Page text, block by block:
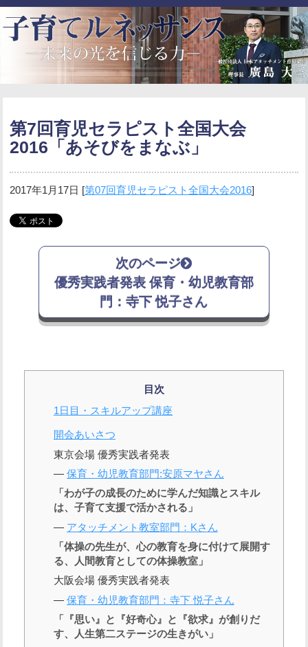
第7回育児セラピスト全国大会
2016「あそびをまなぶ」
2017年1月17日 [第07回育児セラピスト全国大会2016]
次のページ
優秀実践者発表 保育・幼児教育部
門：寺下 悦子さん
目次
1日目・スキルアップ講座
開会あいさつ
東京会場 優秀実践者発表
― 保育・幼児教育部門:安原マヤさん
「わが子の成長のために学んだ知識とスキル
は、子育て支援で活かされる」
― アタッチメント教室部門：Kさん
「体操の先生が、心の教育を身に付けて展開す
る、人間教育としての体操教室」
大阪会場 優秀実践者発表
― 保育・幼児教育部門：寺下 悦子さん
「『思い』と『好奇心』と『欲求』が創りだ
す、人生第二ステージの生きがい」